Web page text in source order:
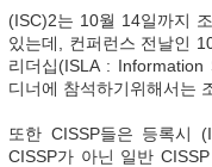
(ISC)2는 10월 14일까지
있는데, 컨퍼런스 전날인
리더십(ISLA : Information
디너에 참석하기위해서는
또한 CISSP들은 등록시
CISSP가 아닌 일반